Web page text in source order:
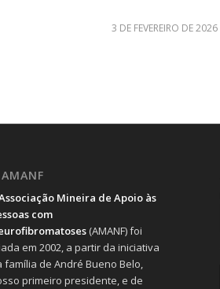
3 DE FEVEREIRO DE 2026
Mineira de Apoio às
com
(AMANF) foi
em 2002, a partir da iniciativa
família de André Bueno Belo,
primeiro presidente, e de